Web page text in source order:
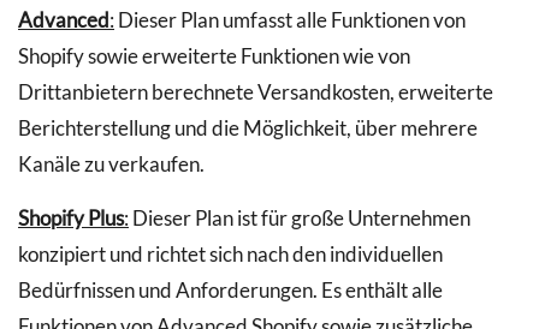
Advanced: Dieser Plan umfasst alle Funktionen von
Shopify sowie erweiterte Funktionen wie von
Drittanbietern berechnete Versandkosten, erweiterte
Berichterstellung und die Möglichkeit, über mehrere
Kanäle zu verkaufen.
Shopify Plus: Dieser Plan ist für große Unternehmen
konzipiert und richtet sich nach den individuellen
Bedürfnissen und Anforderungen. Es enthält alle